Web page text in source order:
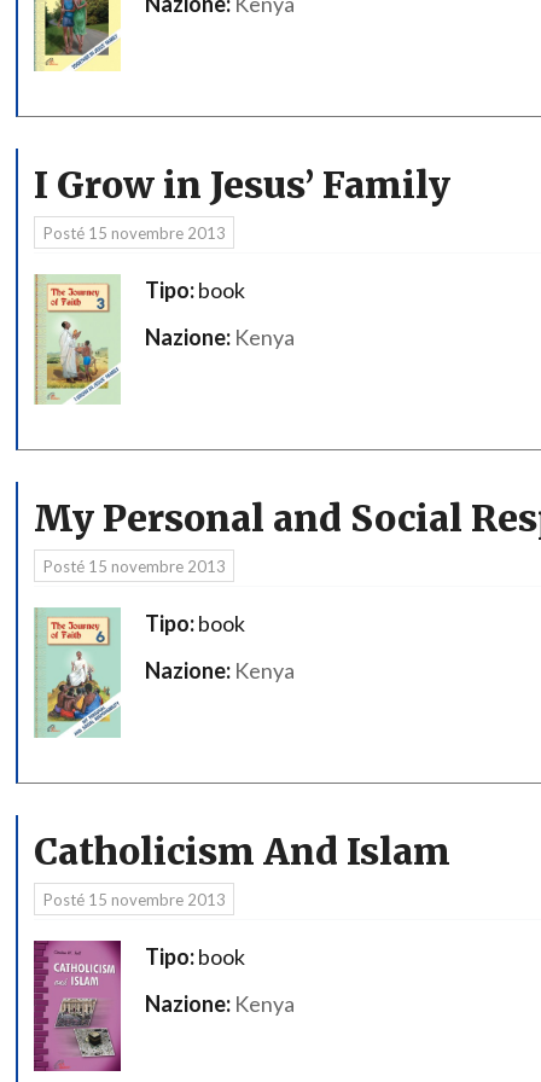
I Grow in Jesus’ Family
Posté 15 novembre 2013
Tipo:book
Nazione: Kenya
My Personal and Social
Posté 15 novembre 2013
Tipo:book
Nazione: Kenya
Catholicism And Islam
Posté 15 novembre 2013
Tipo:book
Nazione: Kenya